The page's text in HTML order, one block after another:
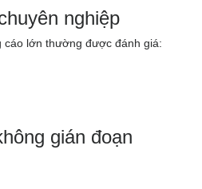
nghiệp
cáo lớn thường được đánh giá:
gián đoạn